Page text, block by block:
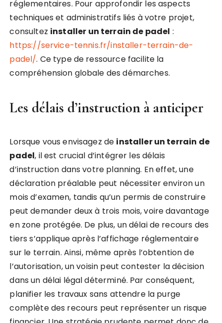
réglementaires. Pour approfondir les aspects
techniques et administratifs liés à votre projet,
consultez installer un terrain de padel :
https://service-tennis.fr/installer-terrain-de-
padel/. Ce type de ressource facilite la
compréhension globale des démarches.
Les délais d’instruction à anticiper
Lorsque vous envisagez de installer un terrain de
padel, il est crucial d’intégrer les délais
d’instruction dans votre planning. En effet, une
déclaration préalable peut nécessiter environ un
mois d’examen, tandis qu’un permis de construire
peut demander deux à trois mois, voire davantage
en zone protégée. De plus, un délai de recours des
tiers s’applique après l’affichage réglementaire
sur le terrain. Ainsi, même après l’obtention de
l’autorisation, un voisin peut contester la décision
dans un délai légal déterminé. Par conséquent,
planifier les travaux sans attendre la purge
complète des recours peut représenter un risque